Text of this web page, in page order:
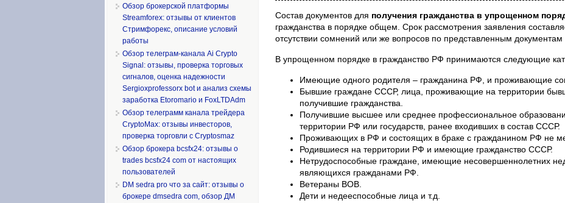
Состав документов для получения гражданства в упрощенном
гражданства в порядке общем. Срок рассмотрения заявления
отсутствии сомнений или же вопросов по представленным
В упрощенном порядке в гражданство РФ принимаются следующие
Имеющие одного родителя – гражданина РФ, и проживающие
Бывшие граждане СССР, лица, проживающие на территории
получившие гражданства.
Получившие высшее или среднее профессиональное
территории РФ или государств, ранее входивших в состав СССР.
Проживающих в РФ и состоящих в браке с гражданином РФ не
Родившиеся на территории РФ и имеющие гражданство СССР.
Нетрудоспособные граждане, имеющие несовершеннолетних
являющихся гражданами РФ.
Ветераны ВОВ.
Дети и недееспособные лица и т.д.
Обзор брокерской платформы
Streamforex: отзывы от клиентов
Стримфорекс, описание условий
работы
Обзор телеграм-канала Ai Crypto
Signal: отзывы, проверка торговых
сигналов, оценка надежности
Sergioxprofessorx bot и анализ схемы
заработка Etoromario и FoxLTDAdm
Обзор телеграмм канала трейдера
CryptoMax: отзывы инвесторов,
проверка торговли с Cryptosmaz
Обзор брокера bcsfx24: отзывы о
trades bcsfx24 com от настоящих
пользователей
DM sedra pro что за сайт: отзывы о
брокере dmsedra com, обзор ДМ